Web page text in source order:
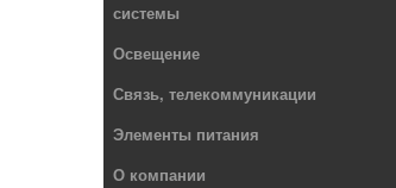
системы
Освещение
Связь, телекоммуникации
Элементы питания
О компании